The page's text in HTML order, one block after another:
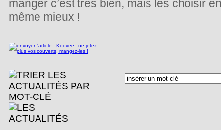
manger c’est très bien, mais les choisir
même mieux !